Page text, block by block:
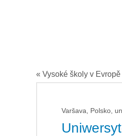
« Vysoké školy v Evropě
Varšava, Polsko,